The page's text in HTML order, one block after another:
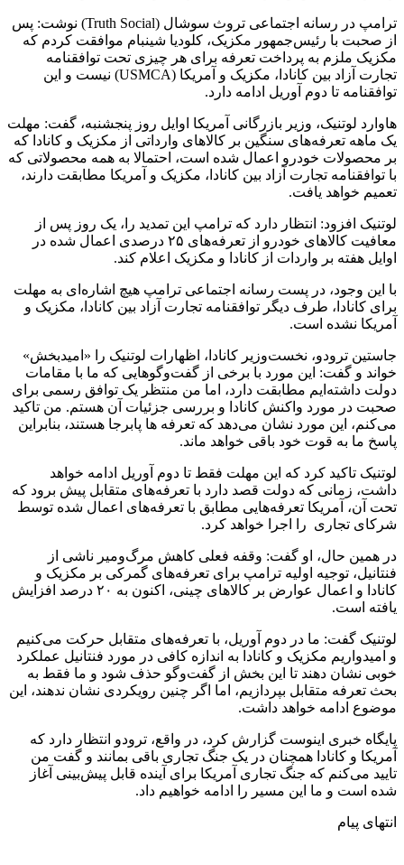
ترامپ در رسانه اجتماعی تروث سوشال (Truth Social) نوشت: پس
از صحبت با رئیس‌جمهور مکزیک، کلودیا شینبام موافقت کردم که
مکزیک ملزم به پرداخت تعرفه برای هر چیزی تحت توافقنامه
تجارت آزاد بین کانادا، مکزیک و آمریکا (USMCA) نیست و این
توافقنامه تا دوم آوریل ادامه دارد.
هاوارد لوتنیک، وزیر بازرگانی آمریکا اوایل روز پنجشنبه، گفت: مهلت
یک ماهه تعرفه‌های سنگین بر کالاهای وارداتی از مکزیک و کانادا که
بر محصولات خودرو اعمال شده است، احتمالا به همه محصولاتی که
با توافقنامه تجارت آزاد بین کانادا، مکزیک و آمریکا مطابقت دارند،
تعمیم خواهد یافت.
لوتنیک افزود: انتظار دارد که ترامپ این تمدید را، یک روز پس از
معافیت کالاهای خودرو از تعرفه‌های ۲۵ درصدی اعمال شده در
اوایل هفته بر واردات از کانادا و مکزیک اعلام کند.
با این وجود، در پست رسانه اجتماعی ترامپ هیچ اشاره‌ای به مهلت
برای کانادا، طرف دیگر توافقنامه تجارت آزاد بین کانادا، مکزیک و
آمریکا نشده است.
جاستین ترودو، نخست‌وزیر کانادا، اظهارات لوتنیک را «امیدبخش»
خواند و گفت: این مورد با برخی از گفت‌وگوهایی که ما با مقامات
دولت داشته‌ایم مطابقت دارد، اما من منتظر یک توافق رسمی برای
صحبت در مورد واکنش کانادا و بررسی جزئیات آن هستم. من تاکید
می‌کنم، این مورد نشان می‌دهد که تعرفه ها پابرجا هستند، بنابراین
پاسخ ما به قوت خود باقی خواهد ماند.
لوتنیک تاکید کرد که این مهلت فقط تا دوم آوریل ادامه خواهد
داشت، زمانی که دولت قصد دارد با تعرفه‌های متقابل پیش برود که
تحت آن، آمریکا تعرفه‌هایی مطابق با تعرفه‌های اعمال شده توسط
شرکای تجاری را اجرا خواهد کرد.
در همین حال، او گفت: وقفه فعلی کاهش مرگ‌ومیر ناشی از
فنتانیل، توجیه اولیه ترامپ برای تعرفه‌های گمرکی بر مکزیک و
کانادا و اعمال عوارض بر کالاهای چینی، اکنون به ۲۰ درصد افزایش
یافته است.
لوتنیک گفت: ما در دوم آوریل، با تعرفه‌های متقابل حرکت می‌کنیم
و امیدواریم مکزیک و کانادا به اندازه کافی در مورد فنتانیل عملکرد
خوبی نشان دهند تا این بخش از گفت‌وگو حذف شود و ما فقط به
بحث تعرفه متقابل بپردازیم، اما اگر چنین رویکردی نشان ندهند، این
موضوع ادامه خواهد داشت.
پایگاه خبری اینوست گزارش کرد، در واقع، ترودو انتظار دارد که
آمریکا و کانادا همچنان در یک جنگ تجاری باقی بمانند و گفت من
تایید می‌کنم که جنگ تجاری آمریکا برای آینده قابل پیش‌بینی آغاز
شده است و ما این مسیر را ادامه خواهیم داد.
انتهای پیام